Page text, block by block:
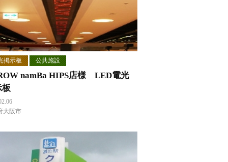
掲示板 公共施設
namBa HIPS店様 LED電光
板
大阪市